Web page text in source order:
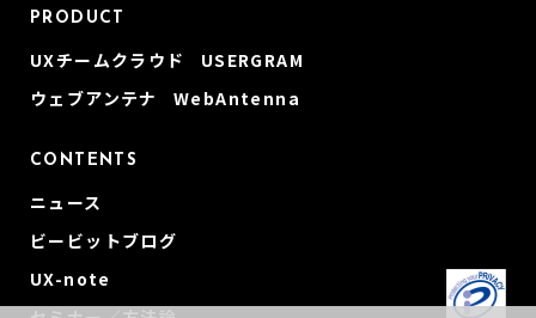
PRODUCT
UXチームクラウド USERGRAM
ウェブアンテナ WebAntenna
CONTENTS
ニュース
ビービットブログ
UX-note